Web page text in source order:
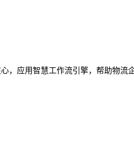
，应用智慧工作流引擎，帮助物流